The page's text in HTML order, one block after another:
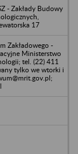
- Zakłady Budowy
17
Zakładowego -
Ministerstwo
tel. (22) 411
tylko we wtorki i